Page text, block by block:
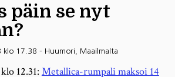
päin se nyt
klo 17.38 - Huumori Maailmalta
12.31: Metallica-rumpali maksoi 14